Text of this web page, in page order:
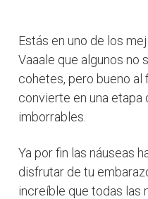
Estás en uno de los
Vaaale que algunos no
cohetes, pero bueno al
convierte en una etapa
imborrables.
Ya por fin las náuseas
disfrutar de tu
increíble que todas las